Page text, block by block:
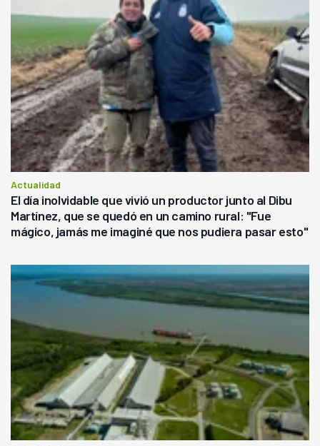
Actualidad
El día inolvidable que vivió un productor junto al Dibu
Martínez, que se quedó en un camino rural: "Fue
mágico, jamás me imaginé que nos pudiera pasar esto"